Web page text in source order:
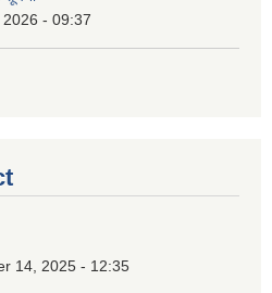
- 09:37
14, 2025 - 12:35